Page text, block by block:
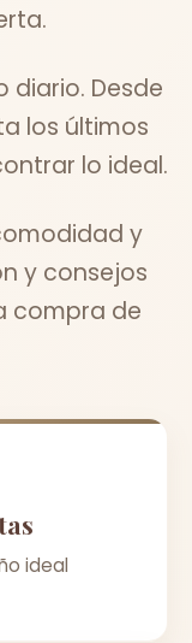
diario. Desde
los últimos
lo ideal.
y
y consejos
compra de
ideal